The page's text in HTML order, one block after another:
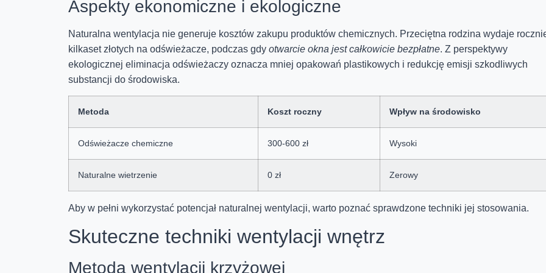
Aspekty ekonomiczne i ekologiczne
Naturalna wentylacja nie generuje kosztów zakupu produktów chemicznych. Przeciętna rodzina wydaje
kilkaset złotych na odświeżacze, podczas gdy otwarcie okna jest całkowicie bezpłatne. Z perspektywy
ekologicznej eliminacja odświeżaczy oznacza mniej opakowań plastikowych i redukcję emisji szkodliwych
substancji do środowiska.
Metoda Koszt roczny Wpływ na środowisko
Odświeżacze chemiczne 300-600 zł Wysoki
Naturalne wietrzenie 0 zł Zerowy
Aby w pełni wykorzystać potencjał naturalnej wentylacji, warto poznać sprawdzone techniki jej stosowania.
Skuteczne techniki wentylacji wnętrz
Metoda wentylacji krzyżowej